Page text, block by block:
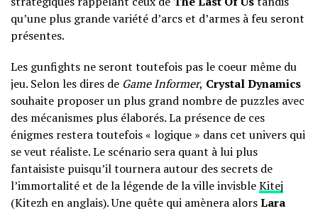
qu’une plus grande variété d’arcs et d’armes à feu seront
présentes.
Les gunfights ne seront toutefois pas le coeur même du
jeu. Selon les dires de Game Informer, Crystal Dynamics
souhaite proposer un plus grand nombre de puzzles avec
des mécanismes plus élaborés. La présence de ces
énigmes restera toutefois « logique » dans cet univers qui
se veut réaliste. Le scénario sera quant à lui plus
fantaisiste puisqu’il tournera autour des secrets de
l’immortalité et de la légende de la ville invisbleKitej
(Kitezh en anglais). Une quête qui amènera alorsLara